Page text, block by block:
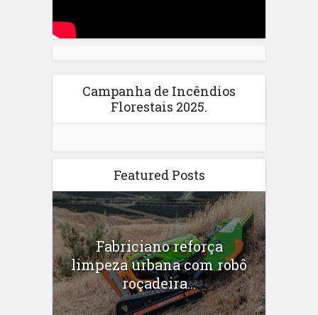
Campanha de Incêndios
Florestais 2025.
Featured Posts
Fabriciano reforça
limpeza urbana com robô
roçadeira...